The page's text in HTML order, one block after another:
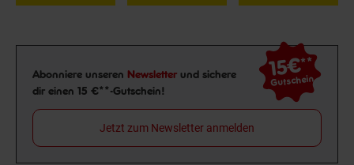
Newsletter Anmeldung
Abonniere unseren Newsletter und sichere
dir einen 15 €**-Gutschein!
15€**
Gutschein
Jetzt zum Newsletter anmelden